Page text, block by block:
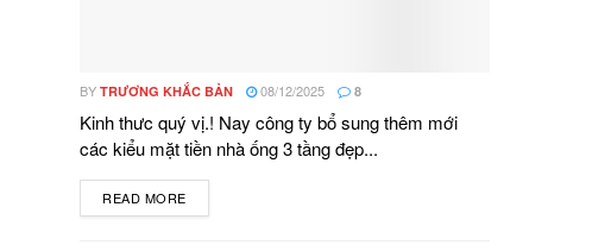
BY TRƯƠNG KHẮC BẢN 08/12/2025 8
Kinh thưc quý vị.! Nay công ty bổ sung thêm mới
các kiểu mặt tiền nhà ống 3 tầng đẹp...
READ MORE